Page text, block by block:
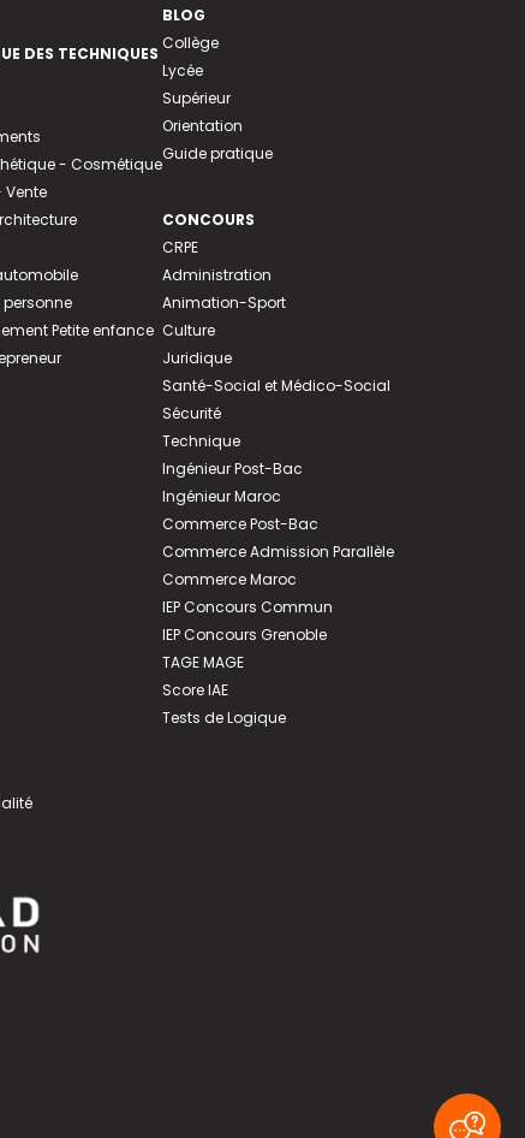
DES TECHNIQUES
- Cosmétique
Petite enfance
BLOG
Collège
Lycée
Supérieur
Orientation
Guide pratique
CONCOURS
CRPE
Administration
Animation-Sport
Culture
Juridique
Santé-Social et Médico-Social
Sécurité
Technique
Ingénieur Post-Bac
Ingénieur Maroc
Commerce Post-Bac
Commerce Admission Parallèle
Commerce Maroc
IEP Concours Commun
IEP Concours Grenoble
TAGE MAGE
Score IAE
Tests de Logique